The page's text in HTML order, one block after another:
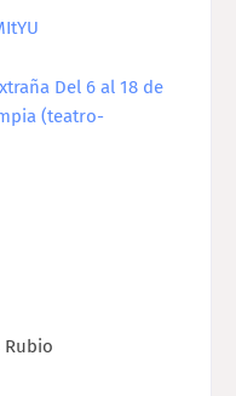
Del 6 al 18 de
(teatro-
Rubio